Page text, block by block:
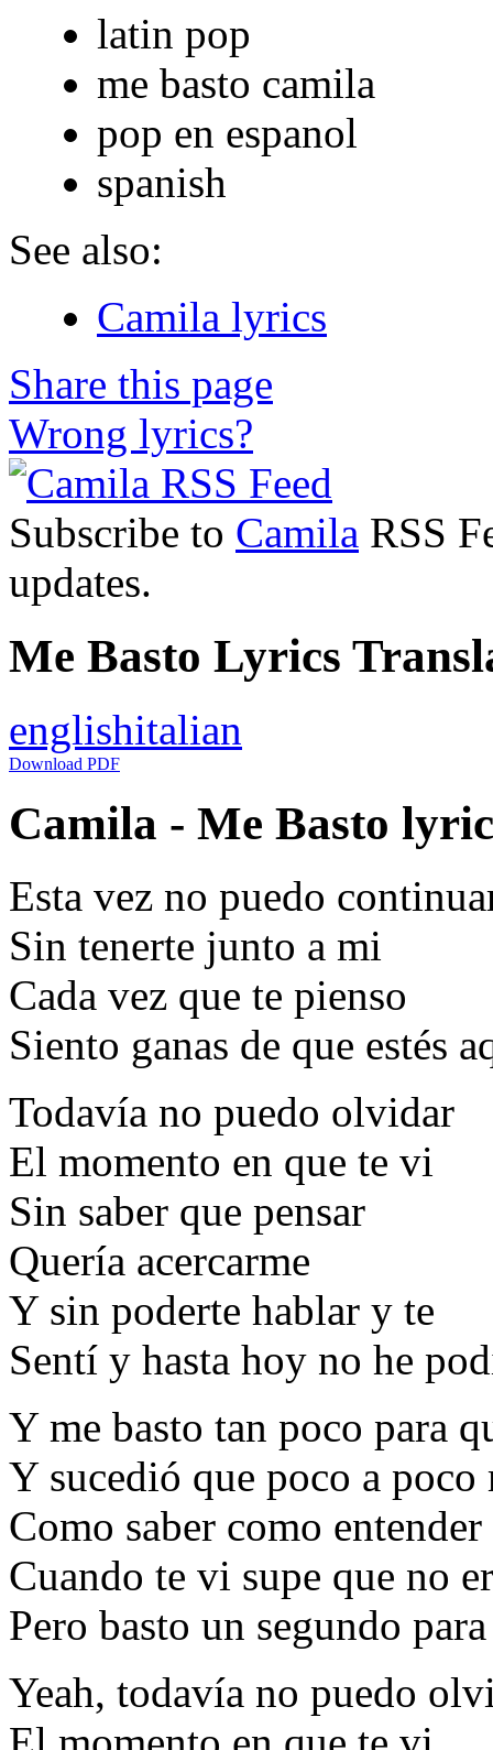
latin pop
me basto camila
pop en espanol
spanish
See also:
Camila lyrics
Share this page
Wrong lyrics?
Subscribe to Camila RSS
updates.
Me Basto Lyrics
englishitalian
Download PDF
Camila - Me Basto
Esta vez no puedo
Sin tenerte junto a mi
Cada vez que te pienso
Siento ganas de que estés
Todavía no puedo olvidar
El momento en que te vi
Sin saber que pensar
Quería acercarme
Y sin poderte hablar y te
Sentí y hasta hoy no he
Y me basto tan poco para
Y sucedió que poco a
Como saber como
Cuando te vi supe que no
Pero basto un segundo
Yeah, todavía no puedo